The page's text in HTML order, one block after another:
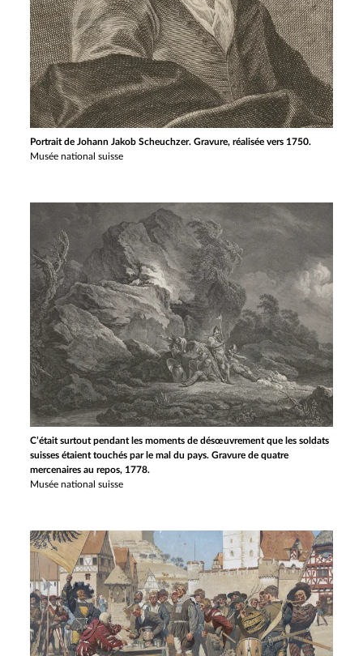
Portrait de Johann Jakob Scheuchzer. Gravure, réalisée vers 1750.
Musée national suisse
C’était surtout pendant les moments de désœuvrement que les soldats
suisses étaient touchés par le mal du pays. Gravure de quatre
mercenaires au repos, 1778.
Musée national suisse